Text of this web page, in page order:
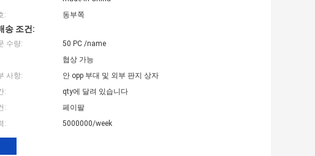
:
동부쪽
송 조건:
수량:
50 PC /name
협상 가능
사항:
안 opp 부대 및 외부 판지 상자
:
qty에 달려 있습니다
:
페이팔
:
5000000/week